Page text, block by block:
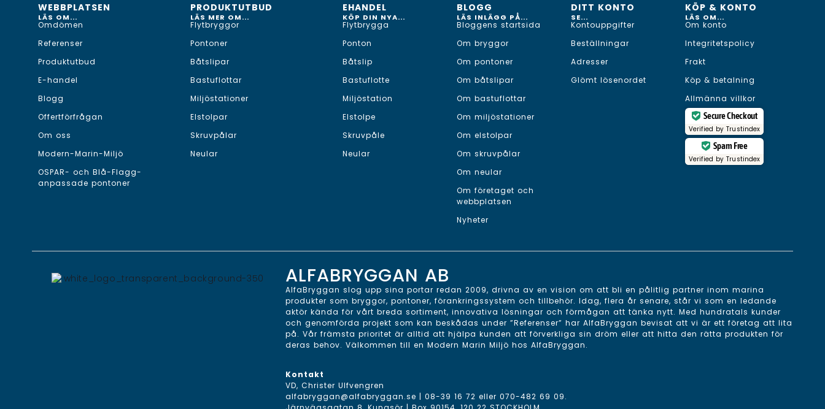
WEBBPLATSEN
LÄS OM...
Omdömen
Referenser
Produktutbud
E-handel
Blogg
Offertförfrågan
Om oss
Modern-Marin-Miljö
OSPAR- och Blå-Flagg-
anpassade pontoner
PRODUKTUTBUD
LÄS MER OM...
Flytbryggor
Pontoner
Båtslipar
Bastuflottar
Miljöstationer
Elstolpar
Skruvpålar
Neular
EHANDEL
KÖP DIN NYA...
Flytbrygga
Ponton
Båtslip
Bastuflotte
Miljöstation
Elstolpe
Skruvpåle
Neular
BLOGG
LÄS INLÄGG PÅ...
Bloggens startsida
Om bryggor
Om pontoner
Om båtslipar
Om bastuflottar
Om miljöstationer
Om elstolpar
Om skruvpålar
Om neular
Om företaget och
webbplatsen
Nyheter
DITT KONTO
SE...
Kontouppgifter
Beställningar
Adresser
Glömt lösenordet
KÖP & KONTO
LÄS OM...
Om konto
Integritetspolicy
Frakt
Köp & betalning
Allmänna villkor
Secure Checkout
Verified byTrustindex
Spam Free
Verified byTrustindex
ALFABRYGGAN AB
AlfaBryggan slog upp sina portar redan 2009, drivna av en vision om att bli en pålitlig partner inom marina
produkter som bryggor, pontoner, förankringssystem och tillbehör. Idag, flera år senare, står vi som en ledande
aktör kända för vårt breda sortiment, innovativa lösningar och förmågan att tänka nytt. Med hundratals kunder
och genomförda projekt som kan beskådas under ”Referenser” har AlfaBryggan bevisat att vi är ett företag att lita
på. Vår främsta prioritet är alltid att hjälpa kunden att förverkliga sin dröm eller att hitta den rätta produkten för
deras behov. Välkommen till en Modern Marin Miljö hos AlfaBryggan.
Kontakt
VD, Christer Ulfvengren
alfabryggan@alfabryggan.se |08-39 16 72 eller070-482 69 09.